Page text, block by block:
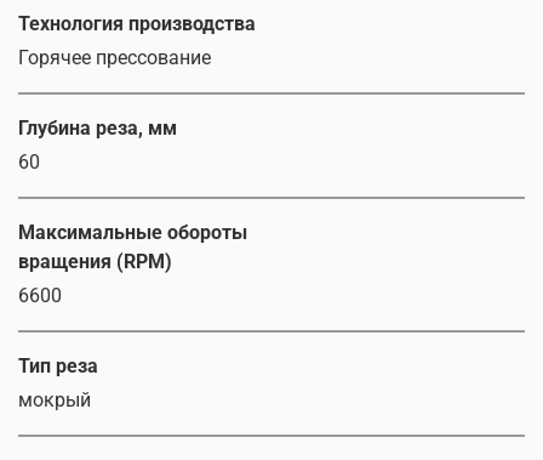
Технология производства
Горячее прессование
Глубина реза, мм
60
Максимальные обороты
вращения (RPM)
6600
Тип реза
мокрый